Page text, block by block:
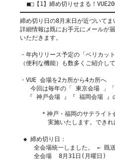
■□【1】締め切りせまる！
締め切り日の8月末日が近づいてま
詳細情報は既にお手元にメールが
いただきます。
・年内リリース予定の「ベリカ
（便利な機能）も数多くご紹介し
・VUE 会場を2カ所から4カ所へ
今回は毎年の「 東京会場 」
『 神戸会場 』『 福岡会場 』
＊神戸・福岡のサテライト
実施いたします。できれ
◆ 締め切り日：
全会場統一しました。 ← 既
    全会場  8月31日(月曜日)